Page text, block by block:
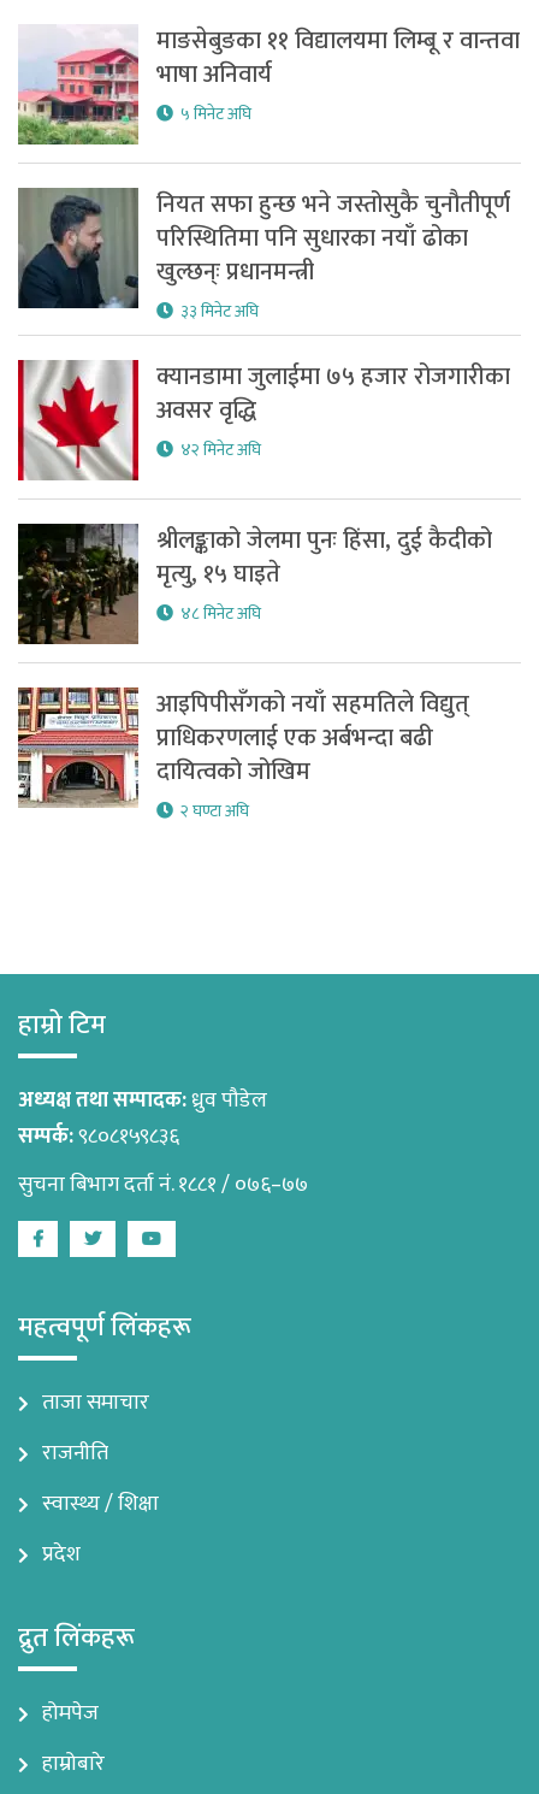
माङसेबुङका ११ विद्यालयमा लिम्बू र वान्तवा
भाषा अनिवार्य
५ मिनेट अघि
नियत सफा हुन्छ भने जस्तोसुकै चुनौतीपूर्ण
परिस्थितिमा पनि सुधारका नयाँ ढोका
खुल्छन्ः प्रधानमन्त्री
३३ मिनेट अघि
क्यानडामा जुलाईमा ७५ हजार रोजगारीका
अवसर वृद्धि
४२ मिनेट अघि
श्रीलङ्काको जेलमा पुनः हिंसा, दुई कैदीको
मृत्यु, १५ घाइते
४८ मिनेट अघि
आइपिपीसँगको नयाँ सहमतिले विद्युत्
प्राधिकरणलाई एक अर्बभन्दा बढी
दायित्वको जोखिम
२ घण्टा अघि
हाम्रो टिम
अध्यक्ष तथा सम्पादक:ध्रुव पौडेल
सम्पर्क:९८०८१५९८३६
सुचना बिभाग दर्ता नं. १८८१ / ०७६–७७
FacebookTwitterYoutube
महत्वपूर्ण लिंकहरू
ताजा समाचार
राजनीति
स्वास्थ्य / शिक्षा
प्रदेश
द्रुत लिंकहरू
होमपेज
हाम्रोबारे